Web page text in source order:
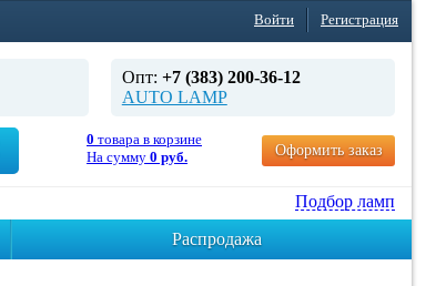
Войти Регистрация
Опт: +7 (383) 200-36-12
AUTO LAMP
0 товара в корзине
На сумму 0 руб. Оформить заказ
Подбор ламп
Распродажа